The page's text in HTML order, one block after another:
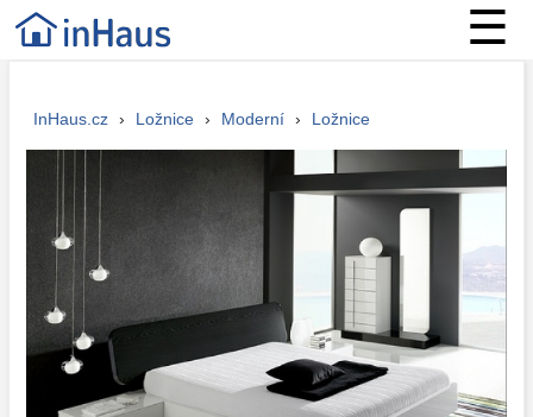
☰
InHaus.cz › Ložnice › Moderní › Ložnice